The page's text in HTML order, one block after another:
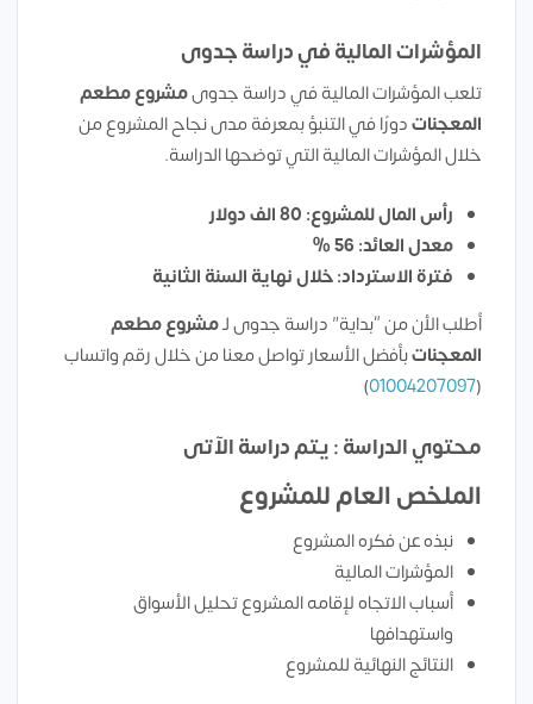
المؤشرات المالية في دراسة جدوى
تلعب المؤشرات المالية في دراسة جدوىمشروعمطعم
المعجناتدورًا في التنبؤ بمعرفة مدى نجاح المشروع من
خلال المؤشرات المالية التي توضحها الدراسة.
رأس المال للمشروع: 80 الف دولار
معدل العائد: 56 %
فترة الاسترداد: خلال نهاية السنة الثانية
أطلب الأن من “بداية” دراسة جدوى لـمشروعمطعم
المعجناتبأفضل الأسعار تواصل معنا من خلال رقم واتساب
(
01004207097
)
محتوي الدراسة : يتم دراسة الآتى
الملخص العام للمشروع
نبذه عن فكره المشروع
المؤشرات المالية
أسباب الاتجاه لإقامه المشروع تحليل الأسواق
واستهدافها
النتائج النهائية للمشروع